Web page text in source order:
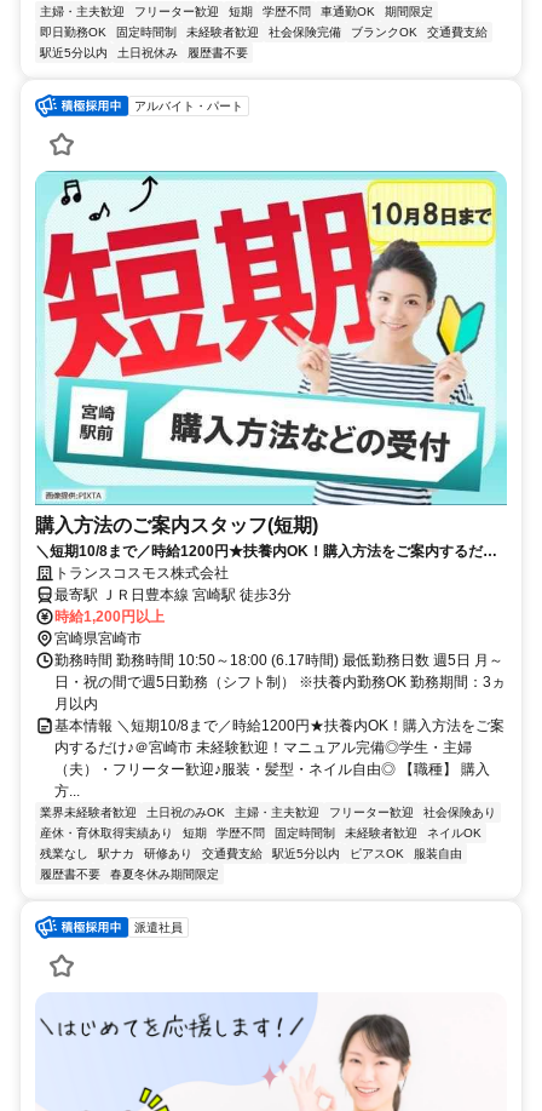
主婦・主夫歓迎 フリーター歓迎 短期 学歴不問 車通勤OK
期間限定
即日勤務OK
固定時間制 未経験者歓迎 社会保険完備 ブランクOK
交通費支給
駅近5分以内
土日祝休み 履歴書不要
アルバイト・パート
購入方法のご案内スタッフ(短期)
＼短期10/8まで／時給1200円★扶養内OK！購入方法をご案内するだけ♪
＠宮崎市
トランスコスモス株式会社
最寄駅 ＪＲ日豊本線 宮崎駅 徒歩3分
時給1,200円以上
宮崎県宮崎市
勤務時間 勤務時間 10:50～18:00 (6.17時間) 最低勤務日数 週5日 月～
日・祝の間で週5日勤務（シフト制） ※扶養内勤務OK 勤務期間：3ヵ
月以内
基本情報 ＼短期10/8まで／時給1200円★扶養内OK！購入方法をご案
内するだけ♪＠宮崎市 未経験歓迎！マニュアル完備◎学生・主婦
（夫）・フリーター歓迎♪服装・髪型・ネイル自由◎ 【職種】 購入
方...
業界未経験者歓迎 土日祝のみOK 主婦・主夫歓迎 フリーター歓迎
社会保険あり
産休・育休取得実績あり
短期 学歴不問 固定時間制 未経験者歓迎
ネイルOK
残業なし
駅ナカ 研修あり 交通費支給 駅近5分以内 ピアスOK
服装自由
履歴書不要
春夏冬休み期間限定
派遣社員